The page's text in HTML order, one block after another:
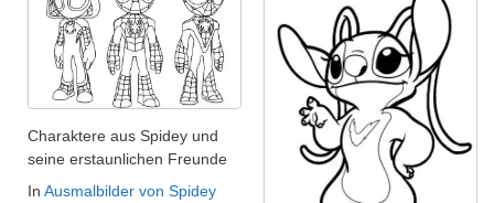
Charaktere aus Spidey und
seine erstaunlichen Freunde
In Ausmalbilder von Spidey